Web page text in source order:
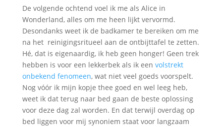
De volgende ochtend voel ik me als Alice in
Wonderland, alles om me heen lijkt vervormd.
Desondanks weet ik de badkamer te bereiken om me
na het reinigingsritueel aan de ontbijttafel te zetten.
Hé, dat is eigenaardig, ik heb geen honger! Geen trek
hebben is voor een lekkerbek als ik een volstrekt
onbekend fenomeen, wat niet veel goeds voorspelt.
Nog vóór ik mijn kopje thee goed en wel leeg heb,
weet ik dat terug naar bed gaan de beste oplossing
voor deze dag zal worden. En dat terwijl overdag op
bed liggen voor mij synoniem staat voor langzaam